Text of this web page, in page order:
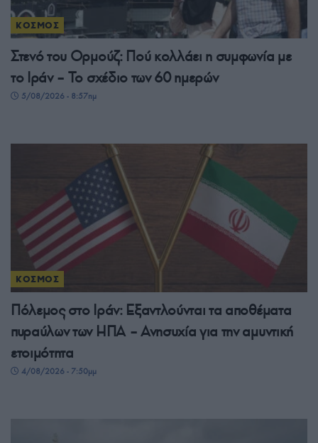
ΚΟΣΜΟΣ
Στενό του Ορμούζ: Πού κολλάει η συμφωνία με
το Ιράν – Το σχέδιο των 60 ημερών
5/08/2026 - 8:57πμ
ΚΟΣΜΟΣ
Πόλεμος στο Ιράν: Εξαντλούνται τα αποθέματα
πυραύλων των ΗΠΑ – Ανησυχία για την αμυντική
ετοιμότητα
4/08/2026 - 7:50μμ